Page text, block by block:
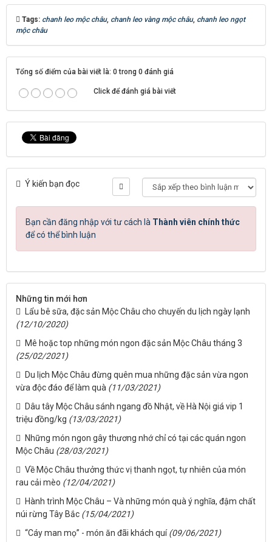
Tags: chanh leo mộc châu, chanh leo vàng mộc châu, chanh leo ngọt
mộc châu
Tổng số điểm của bài viết là: 0 trong 0 đánh giá
Click để đánh giá bài viết
Ý kiến bạn đọc
Bạn cần đăng nhập với tư cách là Thành viên chính thức
để có thể bình luận
Những tin mới hơn
Lẩu bê sữa, đặc sản Mộc Châu cho chuyến du lịch ngày lạnh
(12/10/2020)
Mê hoặc top những món ngon đặc sản Mộc Châu tháng 3
(25/02/2021)
Du lịch Mộc Châu đừng quên mua những đặc sản vừa ngon
vừa độc đáo để làm quà (11/03/2021)
Dâu tây Mộc Châu sánh ngang đồ Nhật, về Hà Nội giá vip 1
triệu đồng/kg (13/03/2021)
Những món ngon gây thương nhớ chỉ có tại các quán ngon
Mộc Châu (28/03/2021)
Về Mộc Châu thưởng thức vị thanh ngọt, tự nhiên của món
rau cải mèo (12/04/2021)
Hành trình Mộc Châu – Và những món quà ý nghĩa, đậm chất
núi rừng Tây Bắc (15/04/2021)
“Cáy man mọ” - món ăn đãi khách quí (09/06/2021)